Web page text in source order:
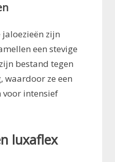
zijn
een stevige
bestand tegen
waardoor ze een
voor intensief
luxaflex